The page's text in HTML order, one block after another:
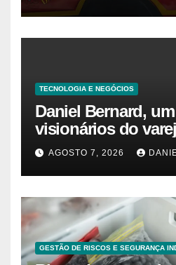
TECNOLOGIA E NEGÓCIOS
Daniel Bernard,
visionários do
80 anos –
AGOSTO 7, 2026
GESTÃO DE RISCOS E SEGURANÇA